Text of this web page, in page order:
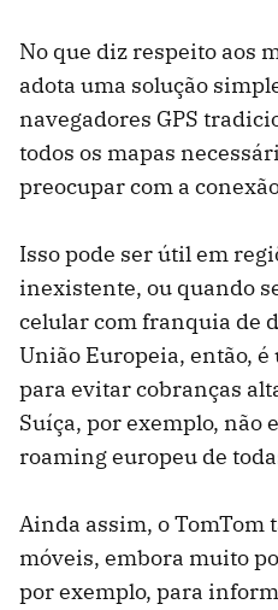
No que diz respeito aos
adota uma solução
navegadores GPS
todos os mapas
preocupar com a
Isso pode ser útil em
inexistente, ou quando
celular com franquia de
União Europeia, então,
para evitar cobranças
Suíça, por exemplo, não
roaming europeu de
Ainda assim, o TomTom
móveis, embora muito
por exemplo, para